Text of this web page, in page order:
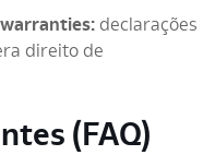
declarações
direito de
(FAQ)